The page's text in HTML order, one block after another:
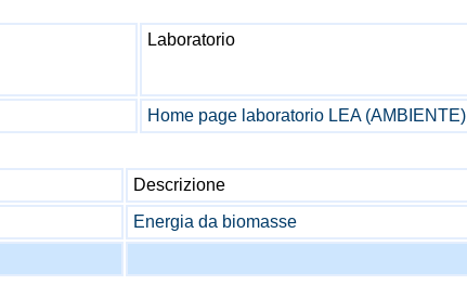
Laboratorio
Home page laboratorio LEA (AMBIENTE)
Descrizione
Energia da biomasse